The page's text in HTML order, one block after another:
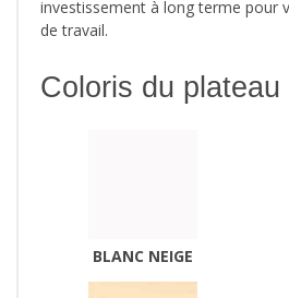
investissement à long terme pour
de travail.
Coloris du plateau
BLANC NEIGE